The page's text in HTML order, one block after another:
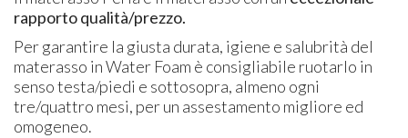
rapporto qualità/prezzo.
Per garantire la giusta durata, igiene e salubrità del
materasso in Water Foam è consigliabile ruotarlo in
senso testa/piedi e sottosopra, almeno ogni
tre/quattro mesi, per un assestamento migliore ed
omogeneo.